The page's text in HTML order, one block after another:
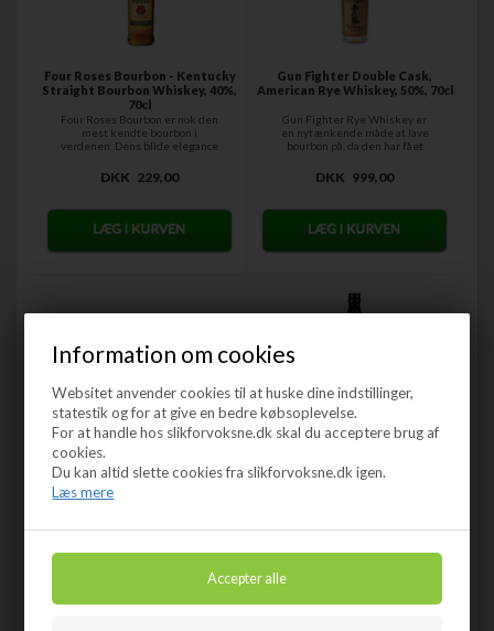
Information om cookies
Websitet anvender cookies til at huske dine indstillinger,
statestik og for at give en bedre købsoplevelse.
For at handle hos slikforvoksne.dk skal du acceptere brug af
cookies.
Du kan altid slette cookies fra slikforvoksne.dk igen.
Læs mere
Four Roses Bourbon - Kentucky
Straight Bourbon Whiskey, 40%,
70cl
Four Roses Bourbon er nok den
mest kendte bourbon i
verdenen. Dens blide elegance
DKK 229,00
Gun Fighter Double Cask,
American Rye Whiskey, 50%, 70cl
Gun Fighter Rye Whiskey er
en nytænkende måde at lave
bourbon på, da den har fået
DKK 999,00
Jack Daniel's - Old No. 7 -
Tennessee Sour Mash Whiskey,
Denne originale Jack Daniel's
whiskey er fremstillet efter